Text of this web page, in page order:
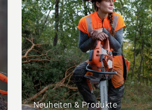
Neuheiten & Produkte